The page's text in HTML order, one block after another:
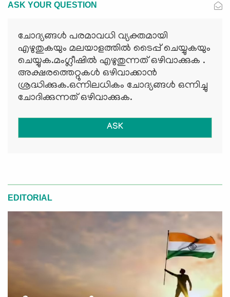
ASK YOUR QUESTION
ചോദ്യങ്ങള്‍ പരമാവധി വ്യക്തമായി
എഴുതുകയും മലയാളത്തില്‍ ടൈപ്പ് ചെയ്യുകയും
ചെയ്യുക.മംഗ്ലീഷില്‍ എഴുതുന്നത് ഒഴിവാക്കുക .
അക്ഷരത്തെറ്റുകള്‍ ഒഴിവാക്കാന്‍
ശ്രദ്ധിക്കുക.ഒന്നിലധികം ചോദ്യങ്ങള്‍ ഒന്നിച്ചു
ചോദിക്കുന്നത് ഒഴിവാക്കുക.
ASK
EDITORIAL